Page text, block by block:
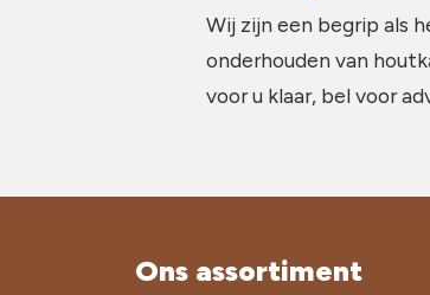
Wij zijn een begrip als
onderhouden van
voor u klaar, bel voor
Ons assortiment